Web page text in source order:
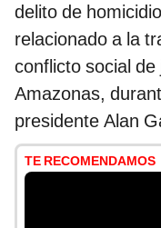
delito de
relacionado a la
conflicto social
Amazonas,
presidente Alan
TE RECOMENDAMOS